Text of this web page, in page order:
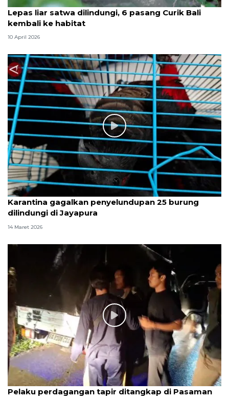
Lepas liar satwa dilindungi, 6 pasang Curik Bali
kembali ke habitat
10 April 2026
Karantina gagalkan penyelundupan 25 burung
dilindungi di Jayapura
14 Maret 2026
Pelaku perdagangan tapir ditangkap di Pasaman